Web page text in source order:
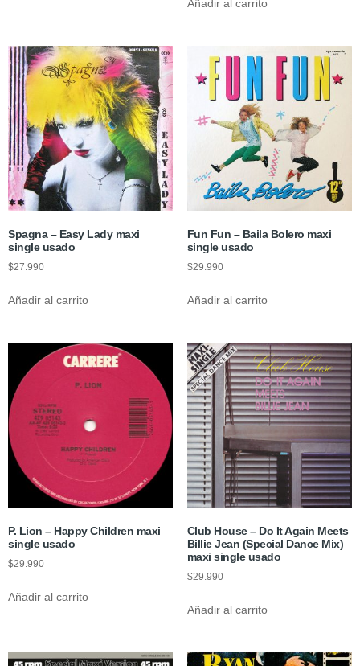
Añadir al carrito
Spagna – Easy Lady maxi
single usado
$27.990
Añadir al carrito
Fun Fun – Baila Bolero maxi
single usado
$29.990
Añadir al carrito
P. Lion – Happy Children maxi
single usado
$29.990
Añadir al carrito
Club House – Do It Again Meets
Billie Jean (Special Dance Mix)
maxi single usado
$29.990
Añadir al carrito